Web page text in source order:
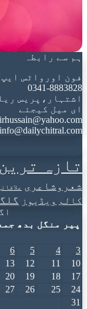
ہم سے رابطہ
فون اورواٹس ایپ
0341-8883828
اشتہار،پریس
ای میل کیجئے
info@dailychitral.com
تازہ ترین
شعروشاعری
کالم ویڈیوز
پیر
منگل بدھ
3
4
5
6
10
11
12
13
17
18
19
20
24
25
26
27
31